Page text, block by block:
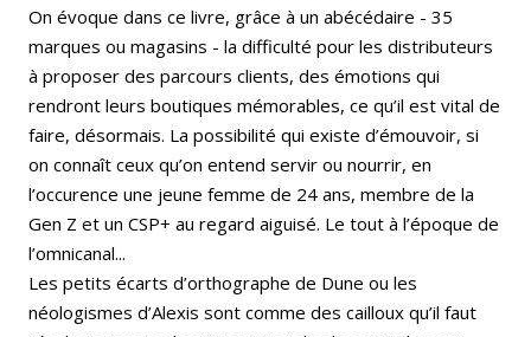
On évoque dans ce livre, grâce à un abécédaire - 35
marques ou magasins - la difficulté pour les distributeurs
à proposer des parcours clients, des émotions qui
rendront leurs boutiques mémorables, ce qu’il est vital de
faire, désormais. La possibilité qui existe d’émouvoir, si
on connaît ceux qu’on entend servir ou nourrir, en
l’occurence une jeune femme de 24 ans, membre de la
Gen Z et un CSP+ au regard aiguisé. Le tout à l’époque de
l’omnicanal...
Les petits écarts d’orthographe de Dune ou les
néologismes d’Alexis sont comme des cailloux qu’il faut